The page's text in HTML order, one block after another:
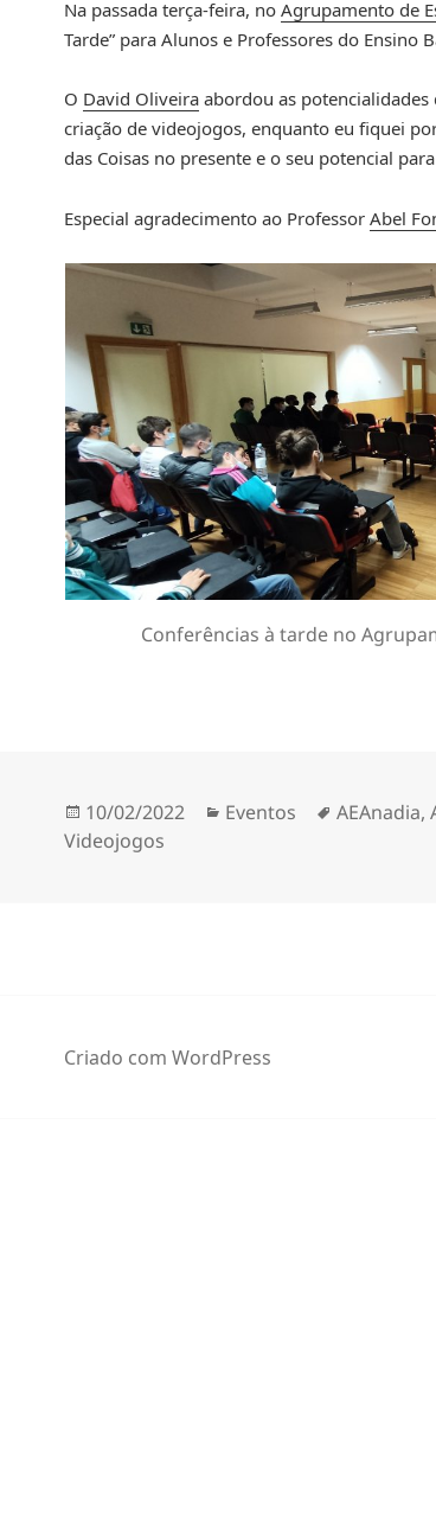
Na passada terça-feira, noAgrupamento de
Tarde” para Alunos e Professores do Ensino
O David Oliveira abordou as potencialidades
criação de videojogos, enquanto eu fiquei
das Coisas no presente e o seu potencial
Especial agradecimento ao ProfessorAbel
Conferências à tarde no
Publicado
a
10/02/2022 Categorias
Eventos Etiquetas
AEAnadia,
Videojogos
Criado com WordPress